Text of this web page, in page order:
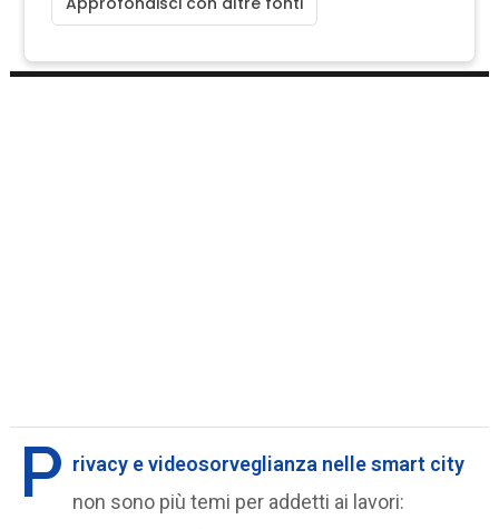
P rivacy e videosorveglianza nelle smart city
non sono più temi per addetti ai lavori: